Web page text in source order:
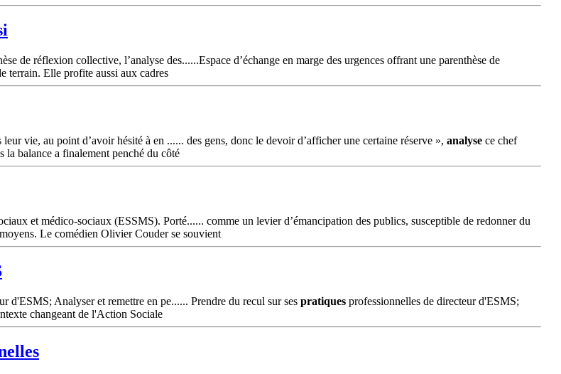
de réflexion collective, l’analyse des......Espace d’échange en marge des urgences offrant une parenthèse de
terrain. Elle profite aussi aux cadres
vie, au point d’avoir hésité à en ...... des gens, donc le devoir d’afficher une certaine réserve », analyse ce chef
la balance a finalement penché du côté
et médico-sociaux (ESSMS). Porté...... comme un levier d’émancipation des publics, susceptible de redonner du
Le comédien Olivier Couder se souvient
d'ESMS; Analyser et remettre en pe...... Prendre du recul sur ses pratiques professionnelles de directeur d'ESMS;
changeant de l'Action Sociale